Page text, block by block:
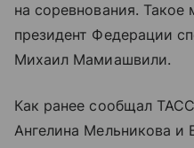
на соревнования.
президент Федерации
Михаил Мамиашвили.
Как ранее сообщал
Ангелина Мельникова и